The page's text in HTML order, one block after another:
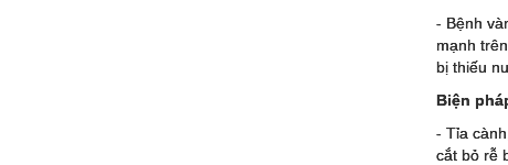
- Bệnh
mạnh
bị thiếu
Biện
- Tỉa
cắt bỏ rễ